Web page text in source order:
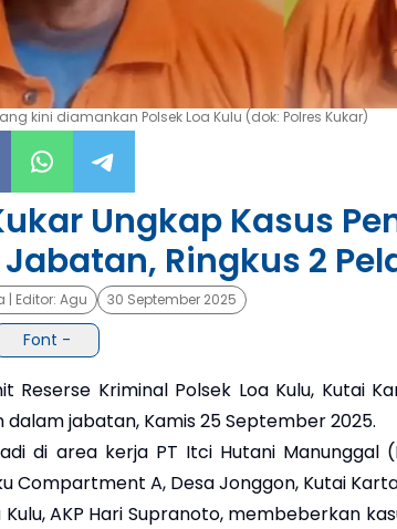
kini diamankan Polsek Loa Kulu (dok: Polres Kukar)
Ungkap Kasus
Ringkus 2
| Editor: Agu 30 September 2025
Font -
Reserse Kriminal Polsek Loa Kulu, Kutai
jabatan, Kamis 25 September 2025.
di area kerja PT Itci Hutani Manunggal
Compartment A, Desa Jonggon, Kutai
Kulu, AKP Hari Supranoto, membeberkan